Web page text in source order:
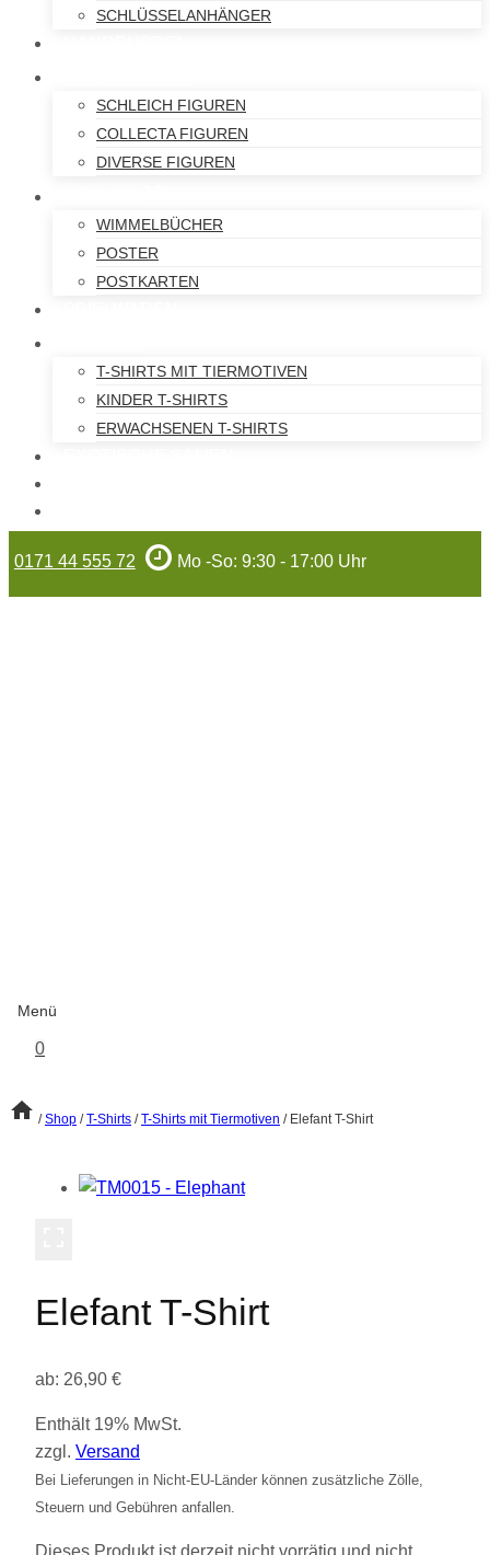
SCHLÜSSELANHÄNGER
SCHLEICH FIGUREN
COLLECTA FIGUREN
DIVERSE FIGUREN
WIMMELBÜCHER
POSTER
POSTKARTEN
T-SHIRTS MIT TIERMOTIVEN
KINDER T-SHIRTS
ERWACHSENEN T-SHIRTS
0171 44 555 72 Mo -So: 9:30 - 17:00 Uhr
Menü
0
/ Shop / T-Shirts / T-Shirts mit Tiermotiven / Elefant T-Shirt
Elefant T-Shirt
ab: 26,90 €
Enthält 19% MwSt.
zzgl. Versand
Bei Lieferungen in Nicht-EU-Länder können zusätzliche Zölle,
Steuern und Gebühren anfallen.